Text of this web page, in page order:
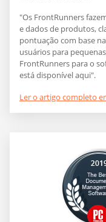
"Os FrontRunners
e dados de produtos,
pontuação com base
usuários para
FrontRunners para o
está disponível aqui".
Ler o artigo completo